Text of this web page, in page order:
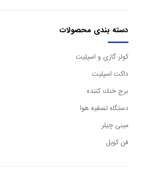
دسته بندی محصولات
كولر گازی و اسپليت
داكت اسپليت
برج خنك كننده
دستگاه تصفيه هوا
مینی چیلر
فن کویل